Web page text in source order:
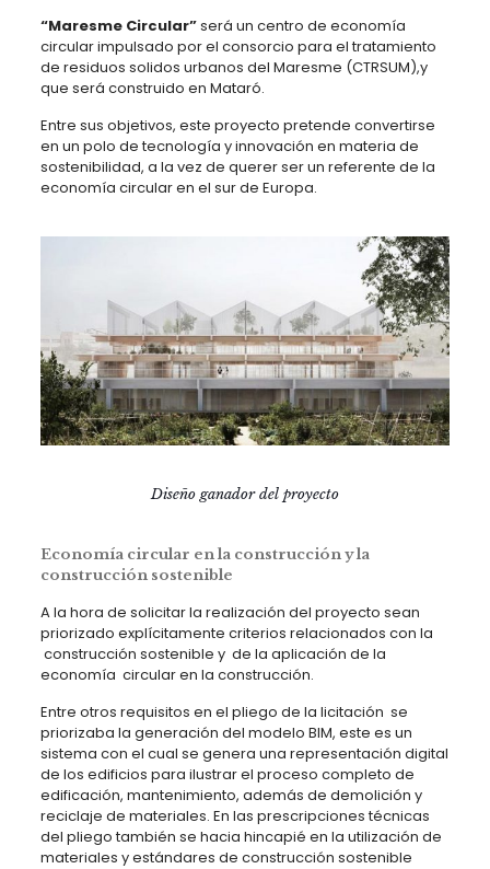
“Maresme Circular”será un centro de economía
circular impulsado por el consorcio para el tratamiento
de residuos solidos urbanos del Maresme (CTRSUM),y
que será construido en Mataró.
Entre sus objetivos, este proyecto pretende convertirse
en un polo de tecnología y innovación en materia de
sostenibilidad, a la vez de querer ser un referente de la
economía circular en el sur de Europa.
Diseño ganador del proyecto
Economía circular en la construcción y la
construcción sostenible
A la hora de solicitar la realización del proyecto sean
priorizado explícitamente criterios relacionados con la
construcción sostenible y de la aplicación de la
economía circular en la construcción.
Entre otros requisitos en el pliego de la licitación se
priorizaba la generación del modelo BIM, este es un
sistema con el cual se genera una representación digital
de los edificios para ilustrar el proceso completo de
edificación, mantenimiento, además de demolición y
reciclaje de materiales. En las prescripciones técnicas
del pliego también se hacia hincapié en la utilización de
materiales y estándares de construcción sostenible